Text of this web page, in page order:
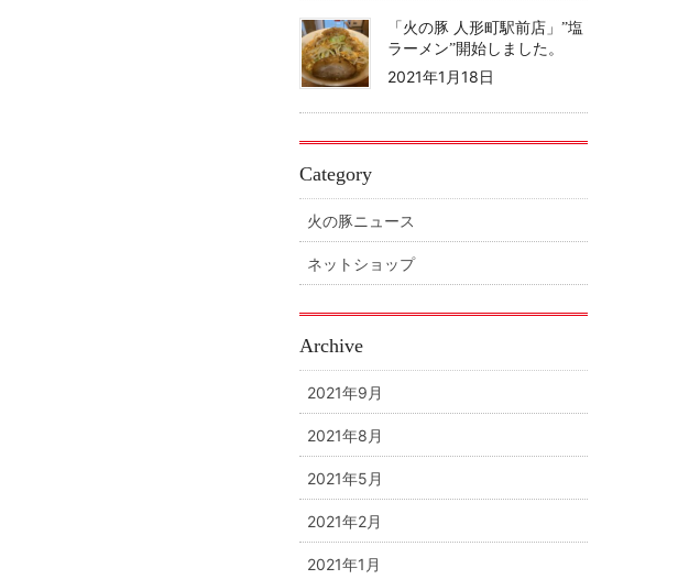
「火の豚 人形町駅前店」”塩
ラーメン”開始しました。
2021年1月18日
Category
火の豚ニュース
ネットショップ
Archive
2021年9月
2021年8月
2021年5月
2021年2月
2021年1月